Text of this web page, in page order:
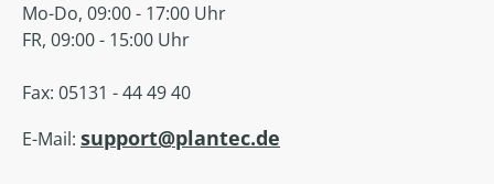
Mo-Do, 09:00 - 17:00 Uhr
FR, 09:00 - 15:00 Uhr
Fax: 05131 - 44 49 40
E-Mail: support@plantec.de